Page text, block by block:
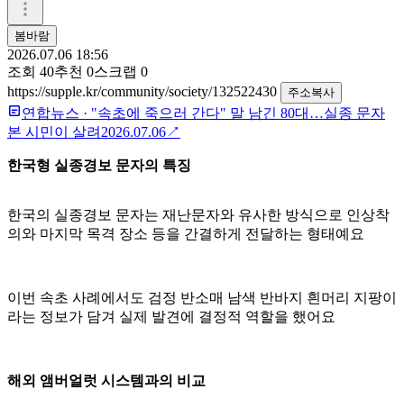
봄바람
2026.07.06 18:56
조회 40추천 0스크랩 0
https://supple.kr/community/society/132522430
주소복사
연합뉴스 · "속초에 죽으러 간다" 말 남긴 80대…실종 문자
본 시민이 살려 2026.07.06↗
한국형 실종경보 문자의 특징
한국의 실종경보 문자는 재난문자와 유사한 방식으로 인상착
의와 마지막 목격 장소 등을 간결하게 전달하는 형태예요
이번 속초 사례에서도 검정 반소매 남색 반바지 흰머리 지팡이
라는 정보가 담겨 실제 발견에 결정적 역할을 했어요
해외 앰버얼럿 시스템과의 비교